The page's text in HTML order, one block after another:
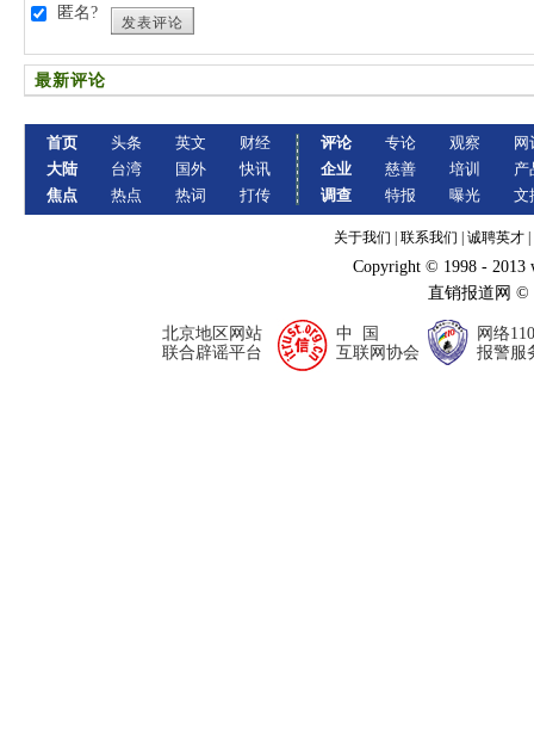
匿名?
发表评论
最新评论
首页
大陆
焦点
头条
台湾
热点
英文
国外
热词
财经
快讯
打传
评论
企业
调查
专论
慈善
特报
观察
培训
曝光
网
产
文
关于我们 联系我们 诚聘英才
Copyright © 1998 - 2013
直销报道网
北京地区网站
联合辟谣平台
中 国
互联网协会
网络110
报警服